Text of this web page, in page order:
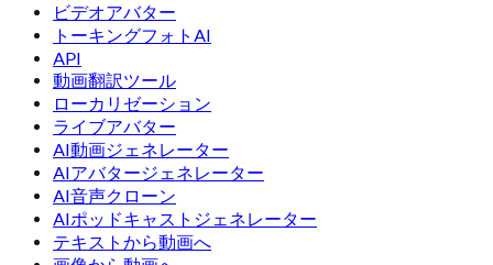
ビデオアバター
トーキングフォトAI
API
動画翻訳ツール
ローカリゼーション
ライブアバター
AI動画ジェネレーター
AIアバタージェネレーター
AI音声クローン
AIポッドキャストジェネレーター
テキストから動画へ